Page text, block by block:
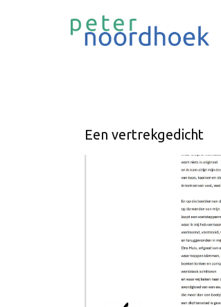
Een vertrekgedicht